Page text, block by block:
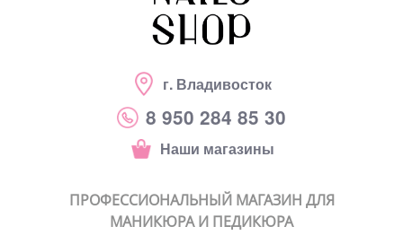
г. Владивосток
8 950 284 85 30
Наши магазины
ПРОФЕССИОНАЛЬНЫЙ МАГАЗИН ДЛЯ
МАНИКЮРА И ПЕДИКЮРА